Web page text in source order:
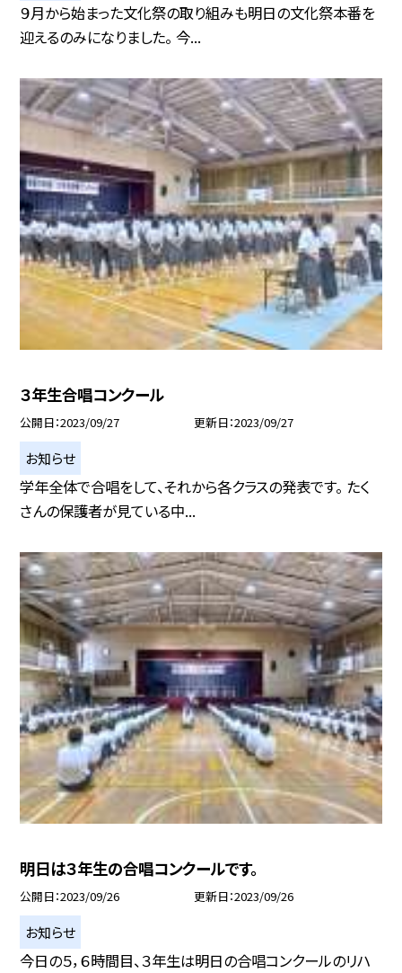
９月から始まった文化祭の取り組みも明日の文化祭本番を
迎えるのみになりました。 今...
３年生合唱コンクール
公開日 2023/09/27 更新日 2023/09/27
お知らせ
学年全体で合唱をして、それから各クラスの発表です。 たく
さんの保護者が見ている中...
明日は３年生の合唱コンクールです。
公開日 2023/09/26 更新日 2023/09/26
お知らせ
今日の５，６時間目、３年生は明日の合唱コンクールのリハ